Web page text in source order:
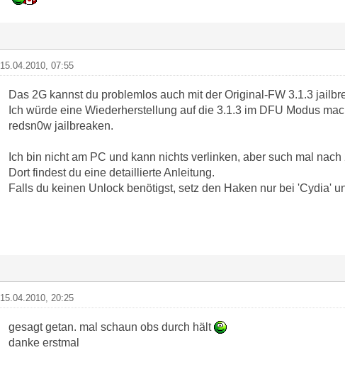
15.04.2010, 07:55
Das 2G kannst du problemlos auch mit der Original-FW 3.1.3
Ich würde eine Wiederherstellung auf die 3.1.3 im DFU Modus
redsn0w jailbreaken.
Ich bin nicht am PC und kann nichts verlinken, aber such mal
Dort findest du eine detaillierte Anleitung.
Falls du keinen Unlock benötigst, setz den Haken nur bei 'Cydia'
15.04.2010, 20:25
gesagt getan. mal schaun obs durch hält
danke erstmal